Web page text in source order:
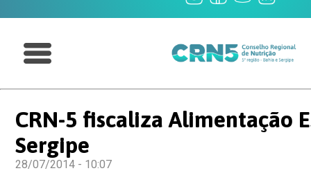
CRN-5 fiscaliza Alimentação
Sergipe
28/07/2014 - 10:07